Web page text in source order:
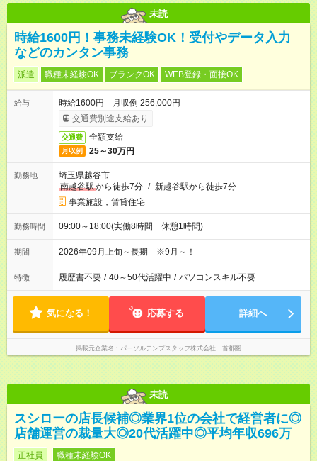
未読
時給1600円！事務未経験OK！受付やデータ入力
などのカンタン事務
派遣 職種未経験OK ブランクOK WEB登録・面接OK
給与
時給1600円 月収例 256,000円
交通費別途支給あり
交通費 全額支給
月収例 25～30万円
勤務地
埼玉県越谷市
南越谷駅から徒歩7分 / 新越谷駅から徒歩7分
事業施設，賃貸住宅
勤務時間 09:00～18:00(実働8時間 休憩1時間)
期間 2026年09月上旬～長期 ※9月～！
特徴 履歴書不要 / 40～50代活躍中 / パソコンスキル不要
気になる！ 応募する 詳細へ
掲載元企業名 パーソルテンプスタッフ株式会社 首都圏
未読
スシローの店長候補◎業界1位の会社で経営者に◎
店舗運営の裁量大◎20代活躍中◎平均年収696万
正社員 職種未経験OK